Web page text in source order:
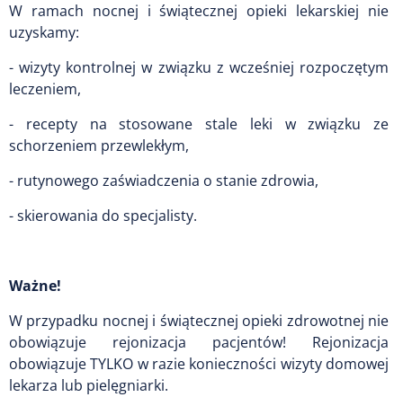
W ramach nocnej i świątecznej opieki lekarskiej nie
uzyskamy:
- wizyty kontrolnej w związku z wcześniej rozpoczętym
leczeniem,
- recepty na stosowane stale leki w związku ze
schorzeniem przewlekłym,
- rutynowego zaświadczenia o stanie zdrowia,
- skierowania do specjalisty.
Ważne!
W przypadku nocnej i świątecznej opieki zdrowotnej nie
obowiązuje rejonizacja pacjentów! Rejonizacja
obowiązuje TYLKO w razie konieczności wizyty domowej
lekarza lub pielęgniarki.